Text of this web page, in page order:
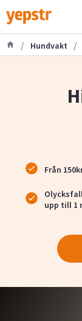
/ Hundvakt /
Från
upp till 1